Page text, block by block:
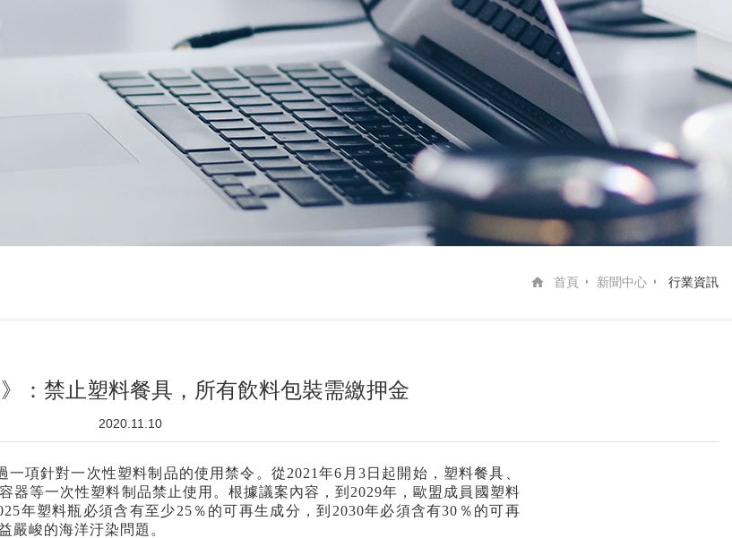
首頁 新聞中心 行業資訊
：禁止塑料餐具，所有飲料包裝需繳押金
2020.11.10
一項針對一次性塑料制品的使用禁令。從2021年6 月 3 日起開始，塑料餐具、
器等一次性塑料制品禁止使用。根據議案內容，到 2029年，歐盟成員國塑料
年塑料瓶必須含有至少25 ％的可再生成分，到 2030年必須含有30 ％的可再
嚴峻的海洋汙染問題。